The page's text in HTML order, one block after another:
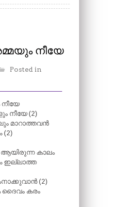
നീയേ
Posted in
നീയേ (2)
മാറാത്തവൻ
കാലം
ഇല്ലാത്ത
(2)
കരം